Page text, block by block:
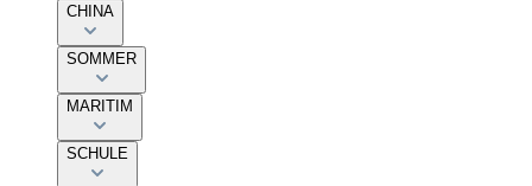
CHINA
SOMMER
MARITIM
SCHULE